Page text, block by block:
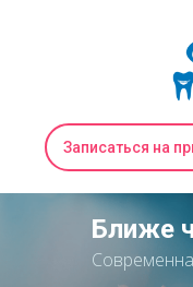
Записаться на
Ближе